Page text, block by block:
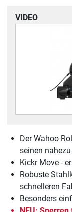
VIDEO
Der Wahoo
seinen
Kickr Move -
Robuste
schnelleren
Besonders